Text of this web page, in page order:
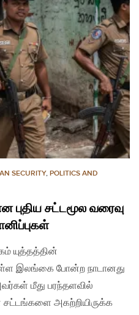
SECURITY, POLITICS AND
புதிய சட்டமூல வரைவு
யுத்தத்தின்
இலங்கை போன்ற நாடானது
மீது பரந்தளவில்
அகற்றியிருக்க